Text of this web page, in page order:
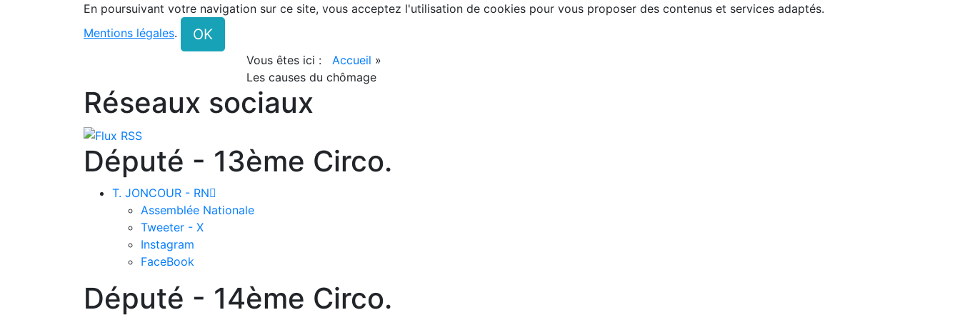
En poursuivant votre navigation sur ce site, vous acceptez l'utilisation de cookies pour vous proposer des contenus et services adaptés.
Mentions légales. OK
Vous êtes ici : Accueil »
Les causes du chômage
Réseaux sociaux
Député - 13ème Circo.
T. JONCOUR - RN
Assemblée Nationale
Tweeter - X
Instagram
FaceBook
Député - 14ème Circo.